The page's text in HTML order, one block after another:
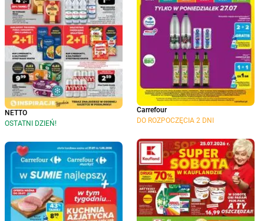
NETTO
OSTATNI DZIEŃ!
Carrefour
DO ROZPOCZĘCIA 2 DNI